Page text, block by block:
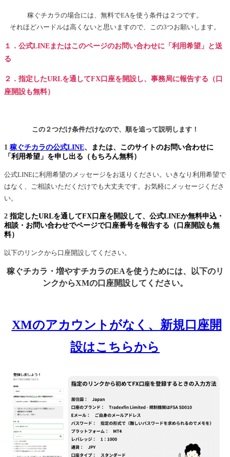
稼ぐチカラの場合には、無料でEAを使う条件は２つです。
それほどハードルは高くないと思いますので、この3つお願いします。
１．公式LINEまたはこのページのお問い合わせに「利用希望」と送
る
２．指定したURLを通してFX口座を開設し、事務局に報告する（口
座開設も無料）
この２つだけ条件だけなので、順を追って説明します！
1 稼ぐチカラの公式LINE、または、このサイトのお問い合わせに
「利用希望」を申し出る（もちろん無料）
公式LINEに利用希望のメッセージをお送りください。いきなり利用希望で
はなく、ご相談いただくだけでも大丈夫です。お気軽にメッセージくださ
い。
2 指定したURLを通してFX口座を開設して、公式LINEか無料申込・
相談・お問い合わせでページで口座番号を報告する（口座開設も無
料）
以下のリンクから口座開設してください。
稼ぐチカラ・増やすチカラのEAを使うためには、以下のリ
ンクからXMの口座開設してください。
XMのアカウントがなく、新規口座開
設はこちらから